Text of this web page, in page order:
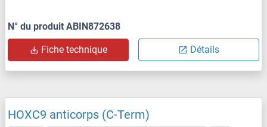
N° du produit ABIN872638
Fiche technique Détails
HOXC9 anticorps (C-Term)